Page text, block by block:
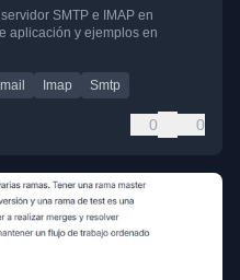
SMTP e IMAP en
aplicación y ejemplos en
Imap Smtp
0 0